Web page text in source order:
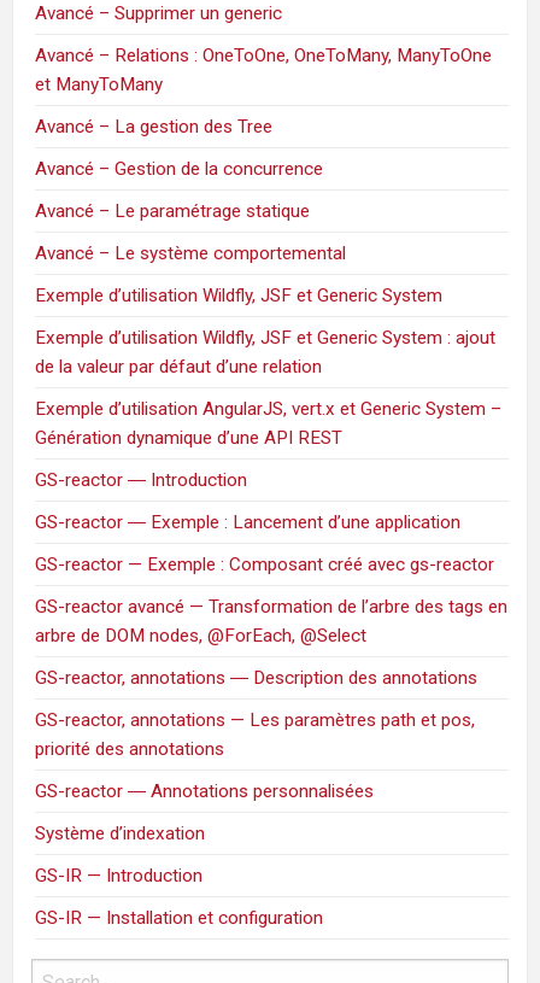
Avancé – Supprimer un generic
Avancé – Relations : OneToOne, OneToMany, ManyToOne
et ManyToMany
Avancé – La gestion des Tree
Avancé – Gestion de la concurrence
Avancé – Le paramétrage statique
Avancé – Le système comportemental
Exemple d’utilisation Wildfly, JSF et Generic System
Exemple d’utilisation Wildfly, JSF et Generic System : ajout
de la valeur par défaut d’une relation
Exemple d’utilisation AngularJS, vert.x et Generic System –
Génération dynamique d’une API REST
GS-reactor ― Introduction
GS-reactor ― Exemple : Lancement d’une application
GS-reactor — Exemple : Composant créé avec gs-reactor
GS-reactor avancé — Transformation de l’arbre des tags en
arbre de DOM nodes, @ForEach, @Select
GS-reactor, annotations ― Description des annotations
GS-reactor, annotations — Les paramètres path et pos,
priorité des annotations
GS-reactor ― Annotations personnalisées
Système d’indexation
GS-IR — Introduction
GS-IR — Installation et configuration